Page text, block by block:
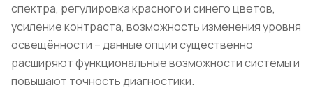
спектра, регулировка красного и синего цветов,
усиление контраста, возможность изменения уровня
освещённости – данные опции существенно
расширяют функциональные возможности системы и
повышают точность диагностики.